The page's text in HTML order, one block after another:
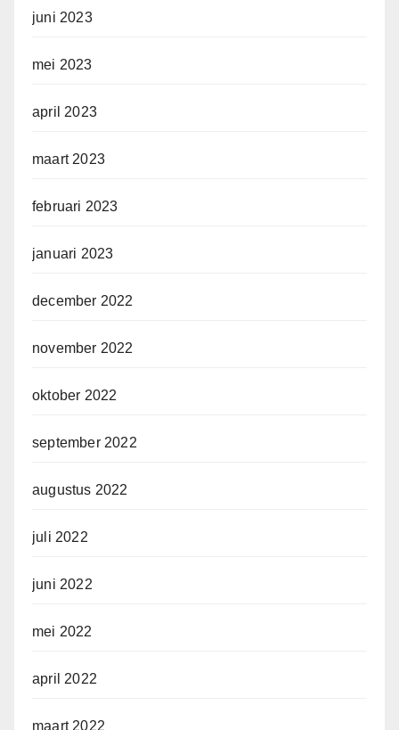
juni 2023
mei 2023
april 2023
maart 2023
februari 2023
januari 2023
december 2022
november 2022
oktober 2022
september 2022
augustus 2022
juli 2022
juni 2022
mei 2022
april 2022
maart 2022